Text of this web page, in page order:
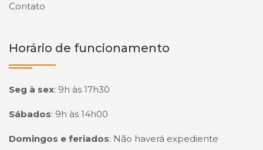
Contato
Horário de funcionamento
Seg à sex: 9h às 17h30
Sábados: 9h às 14h00
Domingos e feriados: Não haverá expediente